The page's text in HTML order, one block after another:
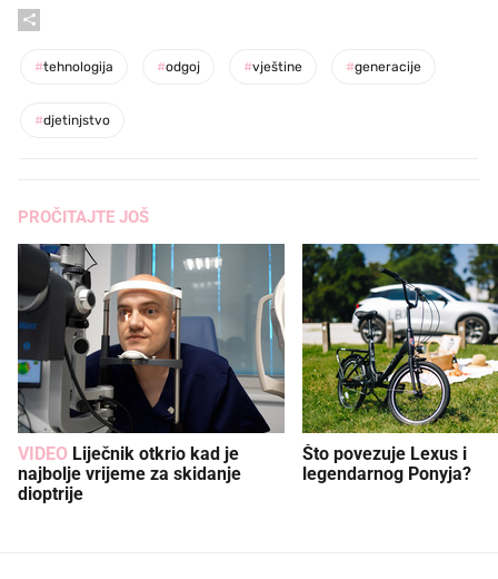
#tehnologija #odgoj #vještine #generacije
#djetinjstvo
PROČITAJTE JOŠ
VIDEO
najbolje vrijeme za skidanje
dioptrije
Što povezuje Lexus i
legendarnog Ponyja?